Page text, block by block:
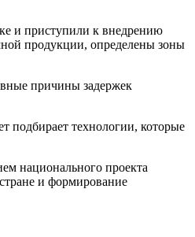
и приступили к внедрению
продукции, определены зоны
причины задержек
технологии, которые
национального проекта
и формирование